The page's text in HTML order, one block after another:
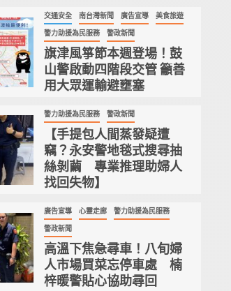
廣告宣導
前瞻布局科技教
手溪口國中培育
才
2026-07-12 ETENEWS採訪報導/新聞部徐寅
交通安全 南台灣新聞 廣告宣導 美食旅遊
警力助援為民服務 警政新聞
旗津風箏節本週登場！鼓
山警啟動四階段交管 籲善
用大眾運輸避壅塞
警力助援為民服務 警政新聞
【手提包人間蒸發疑遭
竊？永安警地毯式搜尋抽
絲剝繭 專業推理助婦人
找回失物】
廣告宣導 心靈走廊 警力助援為民服務
警政新聞
高溫下焦急尋車！八旬婦
人市場買菜忘停車處 楠
梓暖警貼心協助尋回